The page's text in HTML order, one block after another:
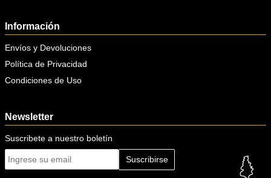
Información
Envíos y Devoluciones
Política de Privacidad
Condiciones de Uso
Newsletter
Suscribete a nuestro boletín
Suscribirse